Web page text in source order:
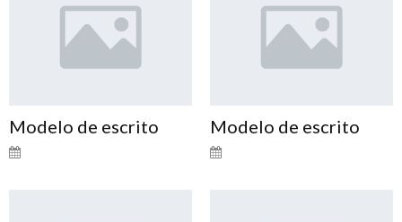
Modelo de escrito Modelo de escrito